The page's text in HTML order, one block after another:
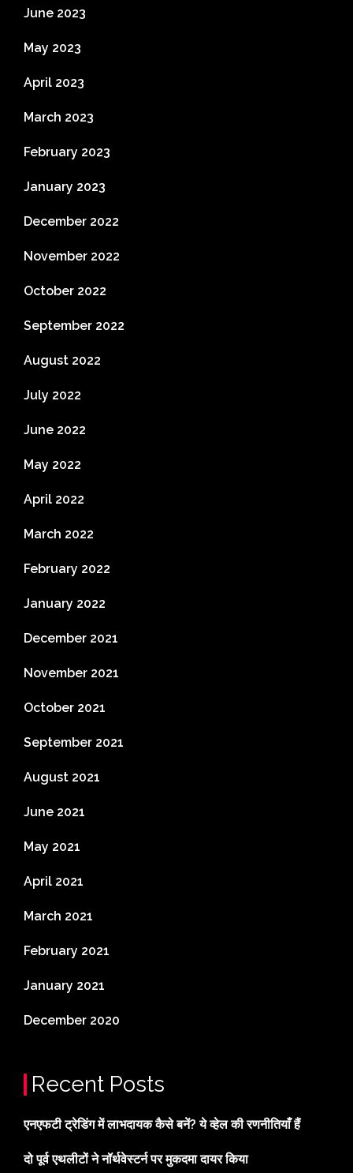
June 2023
May 2023
April 2023
March 2023
February 2023
January 2023
December 2022
November 2022
October 2022
September 2022
August 2022
July 2022
June 2022
May 2022
April 2022
March 2022
February 2022
January 2022
December 2021
November 2021
October 2021
September 2021
August 2021
June 2021
May 2021
April 2021
March 2021
February 2021
January 2021
December 2020
Recent Posts
एनएफटी ट्रेडिंग में लाभदायक कैसे बनें? ये व्हेल की रणनीतियाँ हैं
दो पूर्व एथलीटों ने नॉर्थवेस्टर्न पर मुकदमा दायर किया